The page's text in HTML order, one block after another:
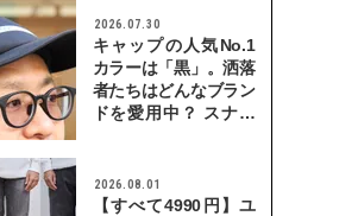
2026.07.30
キャップの人気No.1
カラーは「黒」。洒落
者たちはどんなブラン
ドを愛用中？ スナッ
2026.08.01
【すべて4990円】ユ